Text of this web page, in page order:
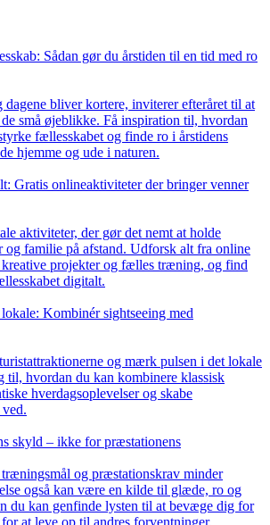
Sådan gør du årstiden til en tid med ro
dagene bliver kortere, inviterer efteråret til at
små øjeblikke. Få inspiration til, hvordan
fællesskabet og finde ro i årstidens
hjemme og ude i naturen.
Gratis onlineaktiviteter der bringer venner
aktiviteter, der gør det nemt at holde
og familie på afstand. Udforsk alt fra online
projekter og fælles træning, og find
digitalt.
Kombinér sightseeing med
og mærk pulsen i det lokale
hvordan du kan kombinere klassisk
hverdagsoplevelser og skabe
skyld – ikke for præstationens
og præstationskrav minder
også kan være en kilde til glæde, ro og
du kan genfinde lysten til at bevæge dig for